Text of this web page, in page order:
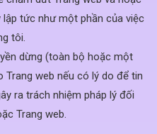
lập tức như một phần của việc
tôi.
dừng (toàn bộ hoặc một
Trang web nếu có lý do để tin
ra trách nhiệm pháp lý đối
Trang web.